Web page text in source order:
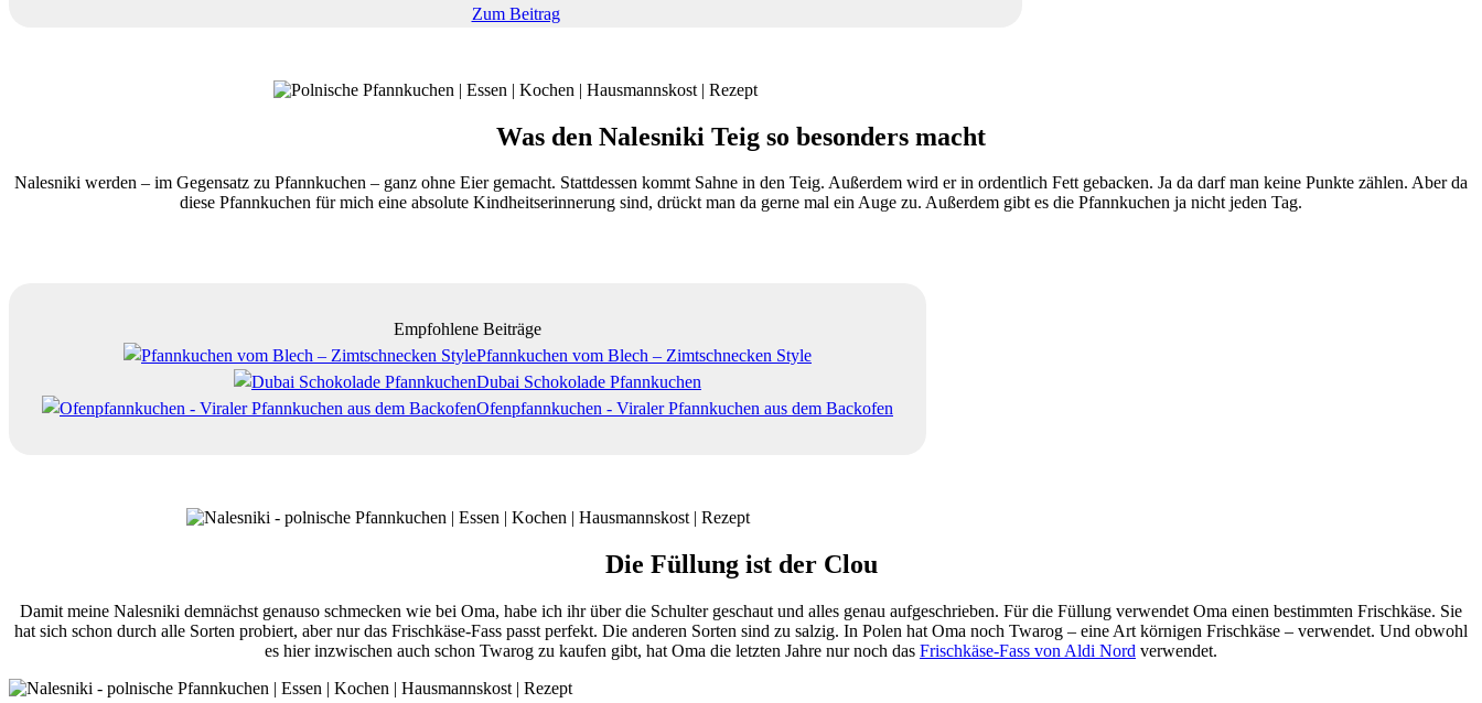
Zum Beitrag
Was den Nalesniki Teig so besonders macht
Nalesniki werden – im Gegensatz zu Pfannkuchen – ganz ohne Eier gemacht. Stattdessen kommt Sahne in den Teig. Außerdem wird er in ordentlich Fett gebacken. Ja da darf man keine Punkte zählen. Aber da
diese Pfannkuchen für mich eine absolute Kindheitserinnerung sind, drückt man da gerne mal ein Auge zu. Außerdem gibt es die Pfannkuchen ja nicht jeden Tag.
Empfohlene Beiträge
Pfannkuchen vom Blech – Zimtschnecken Style
Dubai Schokolade Pfannkuchen
Ofenpfannkuchen - Viraler Pfannkuchen aus dem Backofen
Die Füllung ist der Clou
Damit meine Nalesniki demnächst genauso schmecken wie bei Oma, habe ich ihr über die Schulter geschaut und alles genau aufgeschrieben. Für die Füllung verwendet Oma einen bestimmten Frischkäse. Sie
hat sich schon durch alle Sorten probiert, aber nur das Frischkäse-Fass passt perfekt. Die anderen Sorten sind zu salzig. In Polen hat Oma noch Twarog – eine Art körnigen Frischkäse – verwendet. Und obwohl
es hier inzwischen auch schon Twarog zu kaufen gibt, hat Oma die letzten Jahre nur noch das Frischkäse-Fass von Aldi Nord verwendet.